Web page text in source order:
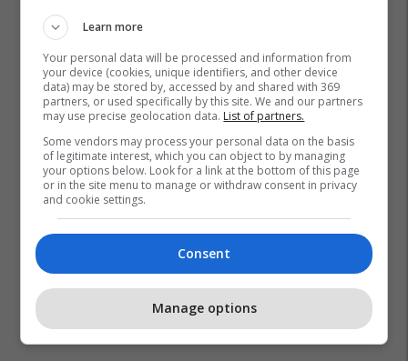
Learn more
Your personal data will be processed and information from
your device (cookies, unique identifiers, and other device
data) may be stored by, accessed by and shared with 369
partners, or used specifically by this site. We and our partners
may use precise geolocation data. List of partners.
Some vendors may process your personal data on the basis
of legitimate interest, which you can object to by managing
your options below. Look for a link at the bottom of this page
or in the site menu to manage or withdraw consent in privacy
and cookie settings.
Consent
Manage options